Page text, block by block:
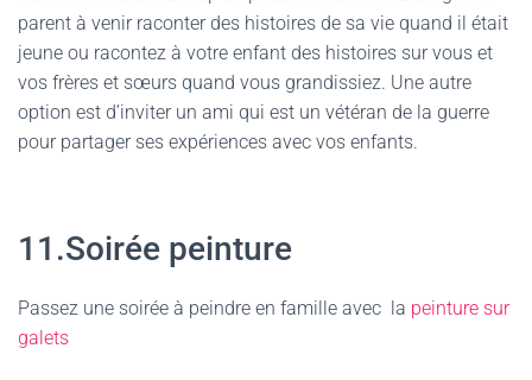
parent à venir raconter des histoires de sa vie quand il était
jeune ou racontez à votre enfant des histoires sur vous et
vos frères et sœurs quand vous grandissiez. Une autre
option est d’inviter un ami qui est un vétéran de la guerre
pour partager ses expériences avec vos enfants.
11.Soirée peinture
Passez une soirée à peindre en famille avec la peinture sur
galets